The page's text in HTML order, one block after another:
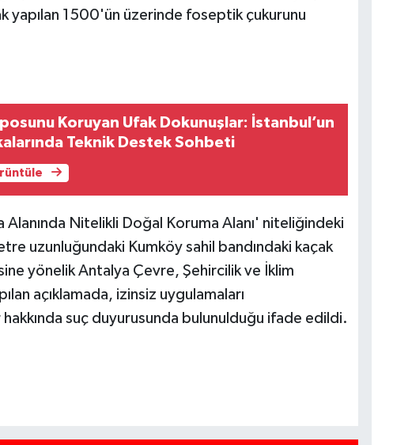
yapılan 1500'ün üzerinde foseptik çukurunu
Koruyan Ufak Dokunuşlar: İstanbul’un
Teknik Destek Sohbeti
Alanında Nitelikli Doğal Koruma Alanı' niteliğindeki
uzunluğundaki Kumköy sahil bandındaki kaçak
yönelik Antalya Çevre, Şehircilik ve İklim
açıklamada, izinsiz uygulamaları
suç duyurusunda bulunulduğu ifade edildi.